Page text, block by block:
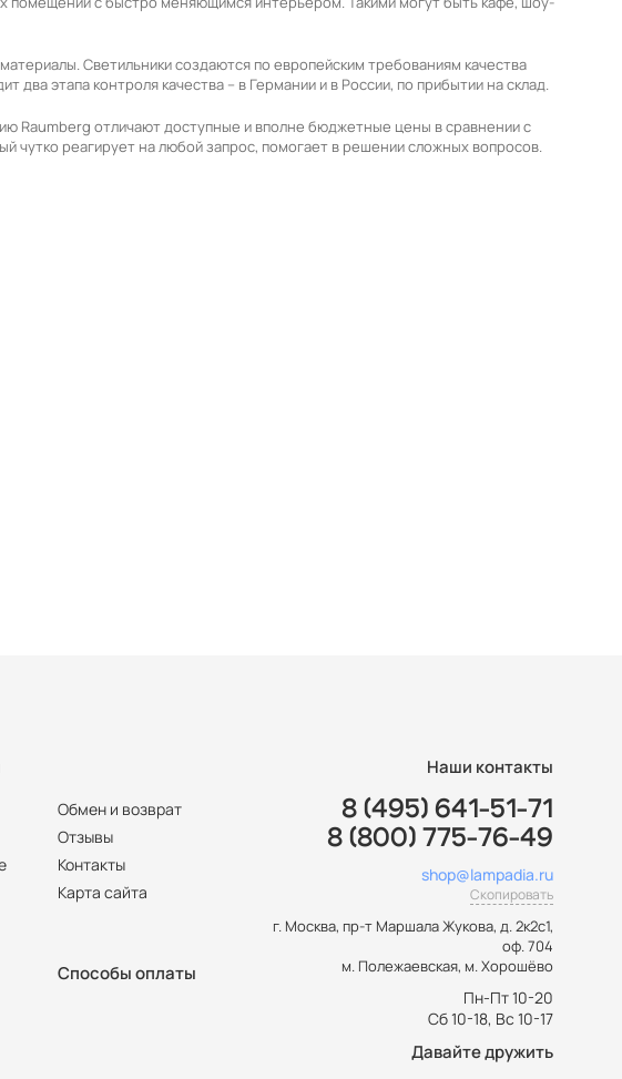
Светильники создаются по европейским требованиям качества
этапа контроля качества – в Германии и в России, по прибытии на склад.
Raumberg отличают доступные и вполне бюджетные цены в сравнении с
чутко реагирует на любой запрос, помогает в решении сложных вопросов.
Обмен и возврат
Отзывы
Контакты
Карта сайта
Способы оплаты
Наши контакты
8 (495) 641-51-71
8 (800) 775-76-49
shop@lampadia.ru
Скопировать
г. Москва, пр-т Маршала Жукова, д. 2к2с1,
оф. 704
м. Полежаевская, м. Хорошёво
Пн-Пт 10-20
Сб 10-18, Вс 10-17
Давайте дружить